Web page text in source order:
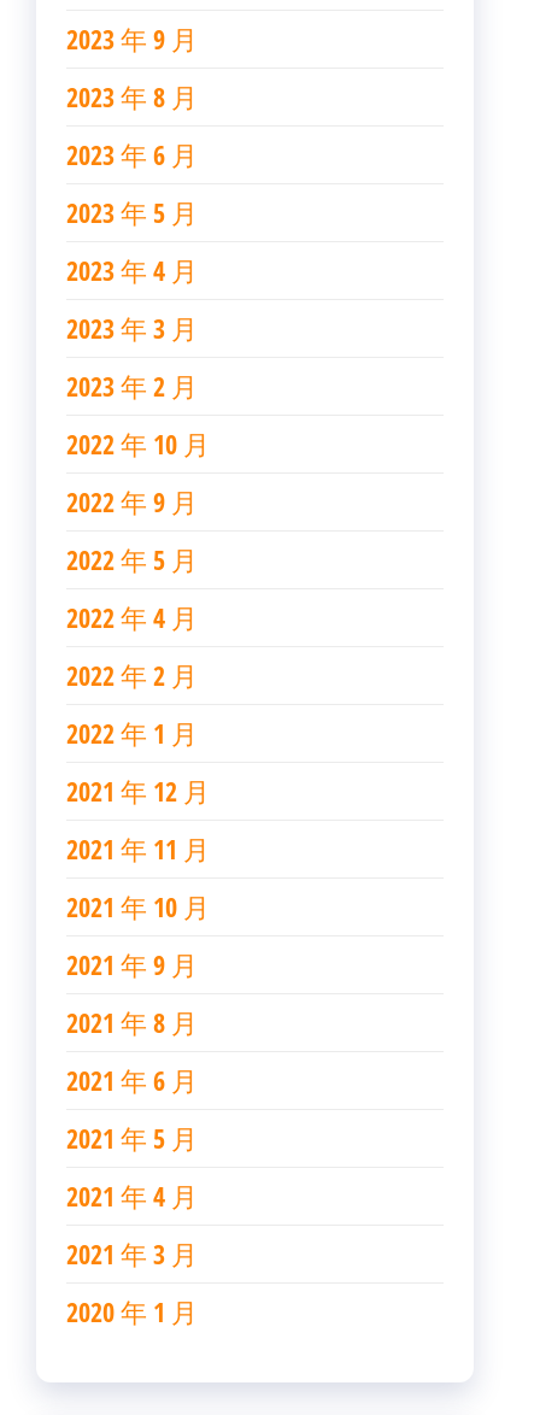
2023 年 9 月
2023 年 8 月
2023 年 6 月
2023 年 5 月
2023 年 4 月
2023 年 3 月
2023 年 2 月
2022 年 10 月
2022 年 9 月
2022 年 5 月
2022 年 4 月
2022 年 2 月
2022 年 1 月
2021 年 12 月
2021 年 11 月
2021 年 10 月
2021 年 9 月
2021 年 8 月
2021 年 6 月
2021 年 5 月
2021 年 4 月
2021 年 3 月
2020 年 1 月